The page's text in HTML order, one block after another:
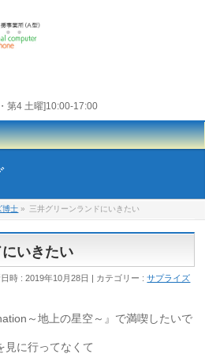
第4 土曜]10:00-17:00
博士 » 三井グリーンランドにいきたい
いきたい
時 : 2019年10月28日 カテゴリー :サプライズ
～地上の星空～』で満喫したいで
見に行ってなくて